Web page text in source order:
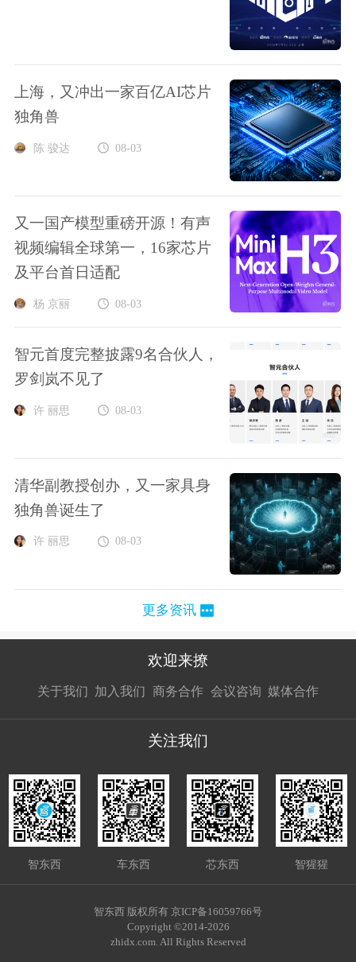
上海，又冲出一家百亿AI芯片
独角兽
陈 骏达 08-03
又一国产模型重磅开源！有声
视频编辑全球第一，16家芯片
及平台首日适配
杨 京丽 08-03
智元首度完整披露9名合伙人，
罗剑岚不见了
许 丽思 08-03
清华副教授创办，又一家具身
独角兽诞生了
许 丽思 08-03
更多资讯
欢迎来撩
关于我们 加入我们
接扔简历
商务合作
接开聊
会议咨询 媒体合作
接开聊
关注我们
智东西 车东西 芯东西 智猩猩
智东西 版权所有 京ICP备16059766号
Copyright ©2014-2026
zhidx.com. All Rights Reserved